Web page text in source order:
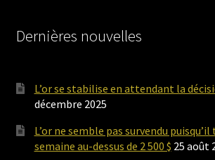
Dernières nouvelles
L’or se stabilise en attendant la
décembre 2025
L’or ne semble pas survendu
semaine au-dessus de 2 500 $ 25 août